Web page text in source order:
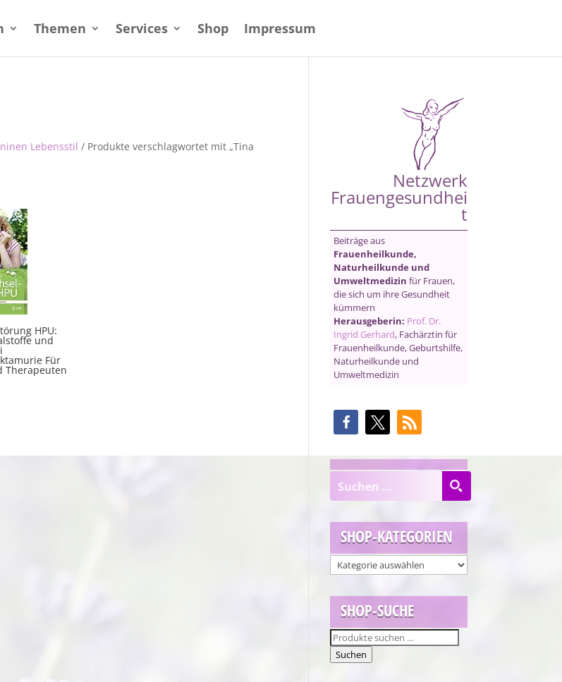
Themen Services Shop Impressum
Lebensstil / Produkte verschlagwortet mit „Tina
HPU:
und
Für
Therapeuten
Netzwerk
Frauengesundhei
t
Beiträge aus
Frauenheilkunde,
Naturheilkunde und
Umweltmedizin für Frauen,
die sich um ihre Gesundheit
kümmern
Herausgeberin: Prof. Dr.
Ingrid Gerhard, Fachärztin für
Frauenheilkunde, Geburtshilfe,
Naturheilkunde und
Umweltmedizin
SHOP-KATEGORIEN
SHOP-SUCHE
Suchen
nach:
Suchen